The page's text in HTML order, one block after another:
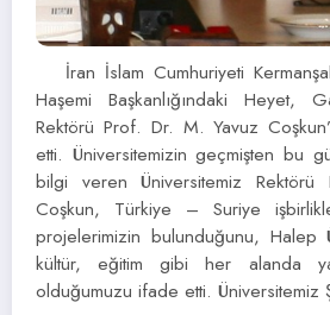
İran İslam Cumhuriyeti
Haşemi Başkanlığındaki Heyet,
Rektörü Prof. Dr. M. Yavuz
etti. Üniversitemizin geçmişten bu
bilgi veren Üniversitemiz
Coşkun, Türkiye – Suriye
projelerimizin bulunduğunu, Halep
kültür, eğitim gibi her alanda
olduğumuzu ifade etti.